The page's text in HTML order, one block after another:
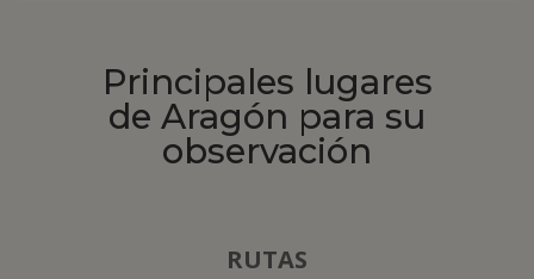
Principales lugares
de Aragón para su
observación
RUTAS